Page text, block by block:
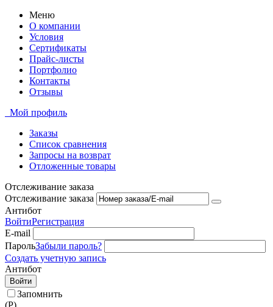
Меню
О компании
Условия
Сертификаты
Прайс-листы
Портфолио
Контакты
Отзывы
Мой профиль
Заказы
Список сравнения
Запросы на возврат
Отложенные товары
Отслеживание заказа
Отслеживание заказа
Антибот
ВойтиРегистрация
E-mail
ПарольЗабыли пароль?
Создать учетную запись
Антибот
Войти
Запомнить
(Р)